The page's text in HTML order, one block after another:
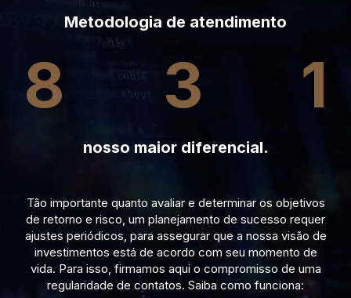
Metodologia de atendimento
8 3 1
nosso maior diferencial.
Tão importante quanto avaliar e determinar os objetivos
de retorno e risco, um planejamento de sucesso requer
ajustes periódicos, para assegurar que a nossa visão de
investimentos está de acordo com seu momento de
vida. Para isso, firmamos aqui o compromisso de uma
regularidade de contatos. Saiba como funciona: